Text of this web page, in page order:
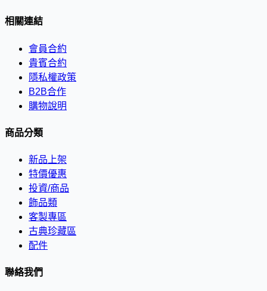
相關連結
會員合約
貴賓合約
隱私權政策
B2B合作
購物說明
商品分類
新品上架
特價優惠
投資/商品
飾品類
客製專區
古典珍藏區
配件
聯絡我們